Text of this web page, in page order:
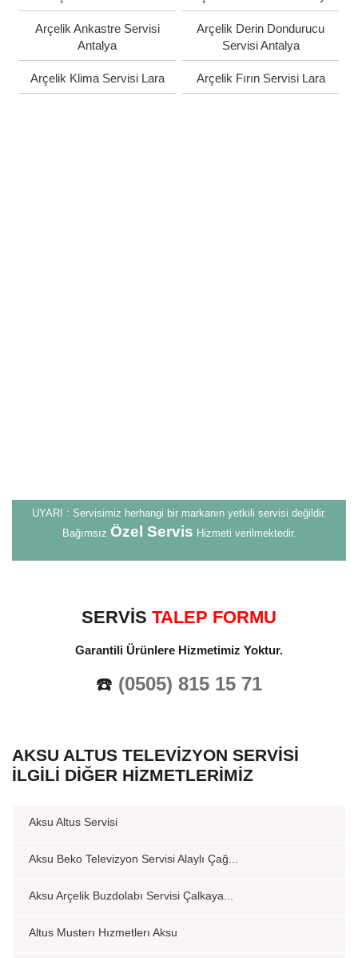
Arçelik Ankastre Servisi
Antalya
Arçelik Derin Dondurucu
Servisi Antalya
Arçelik Klima Servisi Lara Arçelik Fırın Servisi Lara
UYARI : Servisimiz herhangi bir markanın yetkili servisi değildir.
Bağımsız Özel Servis Hizmeti verilmektedir.
SERVİS TALEP FORMU
Garantili Ürünlere Hizmetimiz Yoktur.
☎️ (0505) 815 15 71
AKSU ALTUS TELEVIZYON SERVISI
İLGILI DIĞER HIZMETLERIMIZ
Aksu Altus Servisi
Aksu Beko Televizyon Servisi Alaylı Çağ...
Aksu Arçelik Buzdolabı Servisi Çalkaya...
Altus Musterı Hızmetlerı Aksu